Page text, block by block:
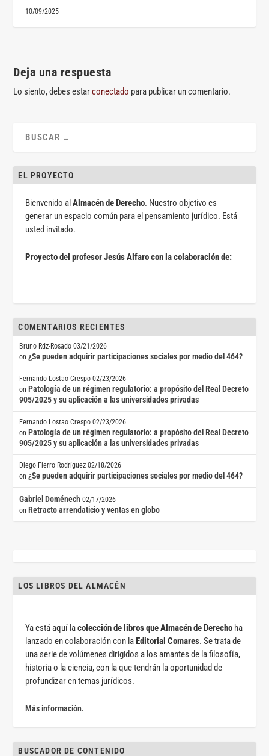
10/09/2025
Deja una respuesta
Lo siento, debes estarconectado para publicar un comentario.
EL PROYECTO
Bienvenido alAlmacén de Derecho. Nuestro objetivo es
generar un espacio común para el pensamiento jurídico. Está
usted invitado.
Proyecto del profesor Jesús Alfaro con la colaboración de:
COMENTARIOS RECIENTES
Bruno Rdz-Rosado 03/21/2026
on¿Se pueden adquirir participaciones sociales por medio del 464?
Fernando Lostao Crespo 02/23/2026
on Patología de un régimen regulatorio: a propósito del Real Decreto
905/2025 y su aplicación a las universidades privadas
Fernando Lostao Crespo 02/23/2026
on Patología de un régimen regulatorio: a propósito del Real Decreto
905/2025 y su aplicación a las universidades privadas
Diego Fierro Rodríguez 02/18/2026
on¿Se pueden adquirir participaciones sociales por medio del 464?
Gabriel Doménech 02/17/2026
on Retracto arrendaticio y ventas en globo
LOS LIBROS DEL ALMACÉN
Ya está aquí lacolección de libros que Almacén de Derecho ha
lanzado en colaboración con laEditorial Comares. Se trata de
una serie de volúmenes dirigidos a los amantes de la filosofía,
historia o la ciencia, con la que tendrán la oportunidad de
profundizar en temas jurídicos.
Más información.
BUSCADOR DE CONTENIDO